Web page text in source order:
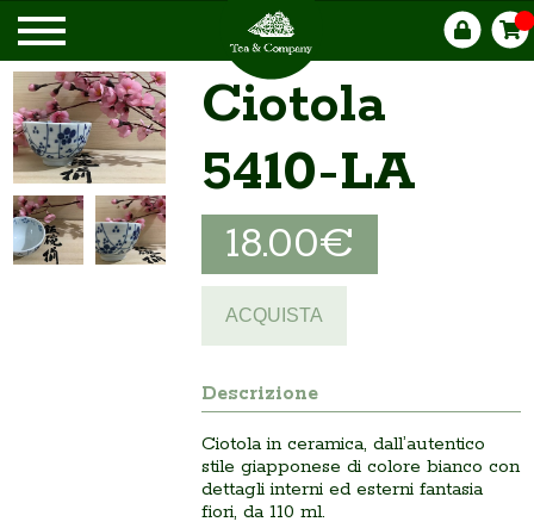
Ciotola
5410-LA
18.00€
ACQUISTA
Descrizione
Ciotola in ceramica, dall’autentico
stile giapponese di colore bianco con
dettagli interni ed esterni fantasia
fiori, da 110 ml.